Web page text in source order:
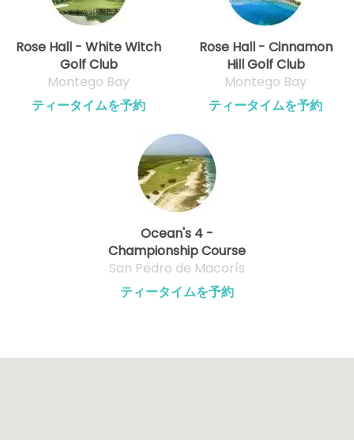
Rose Hall - White Witch
Golf Club
Montego Bay
ティータイムを予約
Rose Hall - Cinnamon
Hill Golf Club
Montego Bay
ティータイムを予約
Ocean's 4 -
Championship Course
San Pedro de Macorís
ティータイムを予約